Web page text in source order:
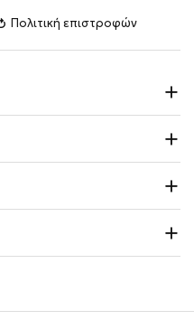
Πολιτική επιστροφών